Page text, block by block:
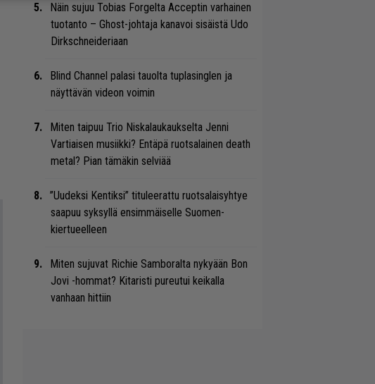
Näin sujuu Tobias Forgelta Acceptin varhainen
tuotanto – Ghost-johtaja kanavoi sisäistä Udo
Dirkschneideriaan
Blind Channel palasi tauolta tuplasinglen ja
näyttävän videon voimin
Miten taipuu Trio Niskalaukaukselta Jenni
Vartiaisen musiikki? Entäpä ruotsalainen death
metal? Pian tämäkin selviää
”Uudeksi Kentiksi” tituleerattu ruotsalaisyhtye
saapuu syksyllä ensimmäiselle Suomen-
kiertueelleen
Miten sujuvat Richie Samboralta nykyään Bon
Jovi -hommat? Kitaristi pureutui keikalla
vanhaan hittiin